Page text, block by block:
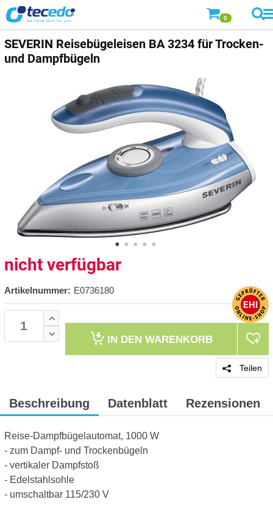
0
SEVERIN Reisebügeleisen BA 3234 für Trocken-
und Dampfbügeln
nicht verfügbar
Artikelnummer: E0736180
IN DEN WARENKORB
Teilen
Beschreibung Datenblatt Rezensionen
Reise-Dampfbügelautomat, 1000 W
- zum Dampf- und Trockenbügeln
- vertikaler Dampfstoß
- Edelstahlsohle
- umschaltbar 115/230 V